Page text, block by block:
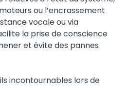
ou l’encrassement
vocale ou via
la prise de conscience
et évite des pannes
incontournables lors de